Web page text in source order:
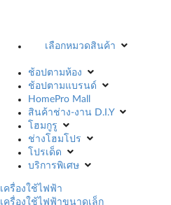
เลือกหมวดสินค้า
ช้อปตามห้อง
ช้อปตามแบรนด์
HomePro Mall
สินค้าช่าง-งาน D.I.Y
โฮมกูรู
ช่างโฮมโปร
โปรเด็ด
บริการพิเศษ
เครื่องใช้ไฟฟ้า
เครื่องใช้ไฟฟ้าขนาดเล็ก